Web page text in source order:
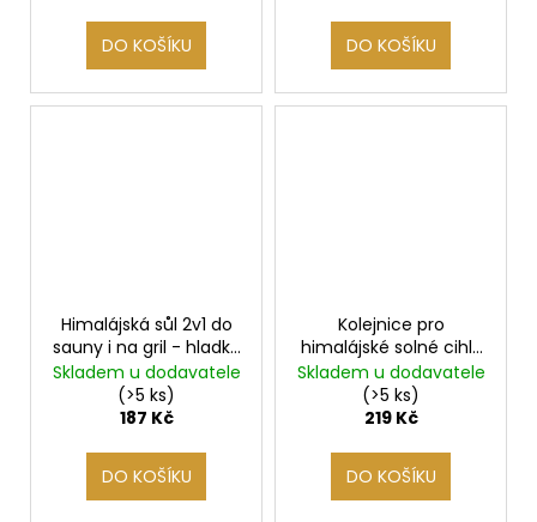
DO KOŠÍKU DO KOŠÍKU
Himalájská sůl 2v1 do
sauny i na gril - hladká
oranžová, cihla
20x10x2,5cm
Skladem u dodavatele
(>5 ks)
187 Kč
DO KOŠÍKU
Kolejnice pro
himalájské solné cihly
20x10x5cm extra
pevná (1m)
Skladem u dodavatele
(>5 ks)
219 Kč
DO KOŠÍKU